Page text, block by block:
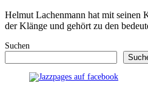
Helmut Lachenmann hat mit seinen
der Klänge und gehört zu den
Suchen